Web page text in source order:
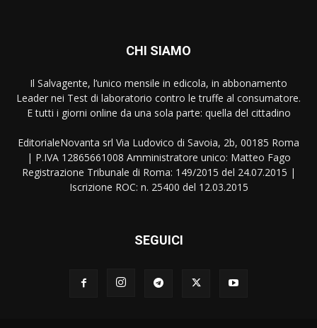
CHI SIAMO
Il Salvagente, l’unico mensile in edicola, in abbonamento
Leader nei Test di laboratorio contro le truffe al consumatore.
E tutti i giorni online da una sola parte: quella del cittadino
EditorialeNovanta srl Via Ludovico di Savoia, 2b, 00185 Roma
| P.IVA 12865661008 Amministratore unico: Matteo Fago
Registrazione Tribunale di Roma: 149/2015 del 24.07.2015 |
Iscrizione ROC: n. 25400 del 12.03.2015
SEGUICI